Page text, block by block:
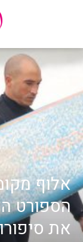
דלג
לתוכן
אלוף
הספורט
את